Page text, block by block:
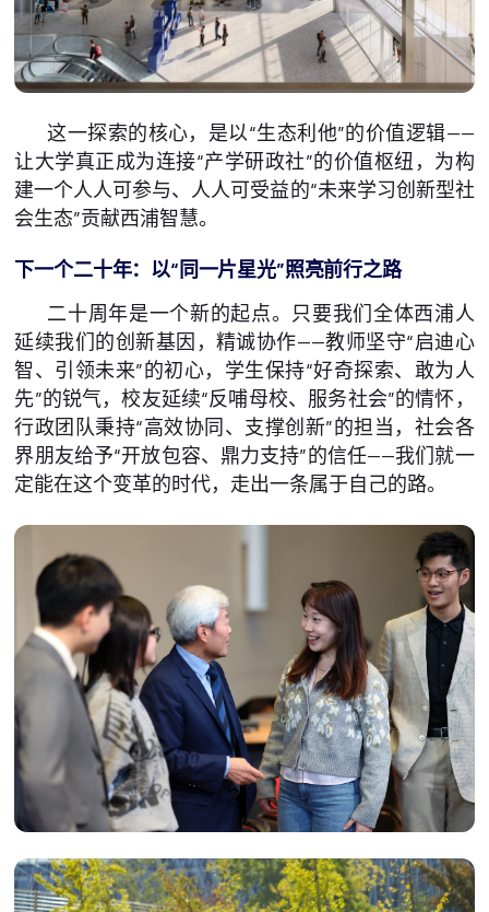
这一探索的核心，是以“生态利他”的价值逻辑——
让大学真正成为连接“产学研政社”的价值枢纽，为构
建一个人人可参与、人人可受益的“未来学习创新型社
会生态”贡献西浦智慧。
下一个二十年：以“同一片星光”照亮前行之路
二十周年是一个新的起点。只要我们全体西浦人
延续我们的创新基因，精诚协作——教师坚守“启迪心
智、引领未来”的初心，学生保持“好奇探索、敢为人
先”的锐气，校友延续“反哺母校、服务社会”的情怀，
行政团队秉持“高效协同、支撑创新”的担当，社会各
界朋友给予“开放包容、鼎力支持”的信任——我们就一
定能在这个变革的时代，走出一条属于自己的路。